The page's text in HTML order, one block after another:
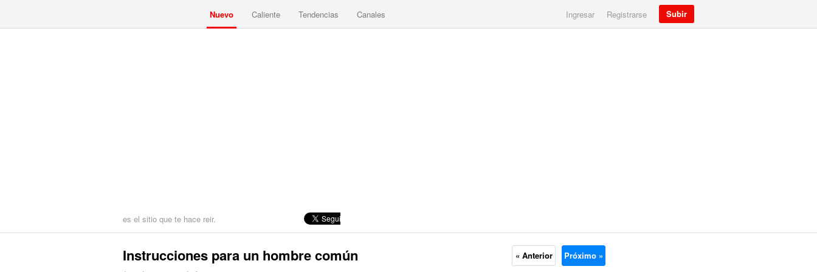
Nuevo Caliente Tendencias Canales Ingresar Registrarse Subir
es el sitio que te hace reir.
Instrucciones para un hombre común « Anterior Próximo »